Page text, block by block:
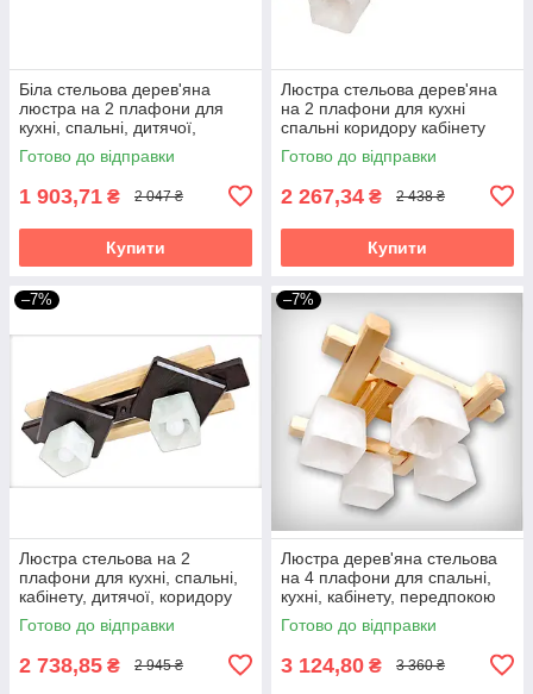
Біла стельова дерев'яна
люстра на 2 плафони для
кухні, спальні, дитячої,
коридору Хвилька/2
Готово до відправки
1 903,71 ₴ 2 047 ₴
Купити
Люстра стельова дерев'яна
на 2 плафони для кухні
спальні коридору кабінету
кабінету передпокою Весна/2
біла-венге
Готово до відправки
2 267,34 ₴ 2 438 ₴
Купити
–7%
Люстра стельова на 2
плафони для кухні, спальні,
кабінету, дитячої, коридору
Троя/2 венге-натуральна
Готово до відправки
2 738,85 ₴ 2 945 ₴
–7%
Люстра дерев'яна стельова
на 4 плафони для спальні,
кухні, кабінету, передпокою
40x40 Квадро/4
Готово до відправки
3 124,80 ₴ 3 360 ₴